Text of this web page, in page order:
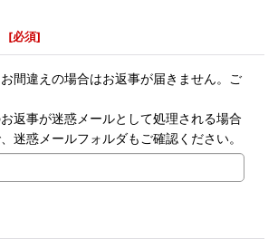
[必須]
間違えの場合はお返事が届きません。ご
返事が迷惑メールとして処理される場合
迷惑メールフォルダもご確認ください。